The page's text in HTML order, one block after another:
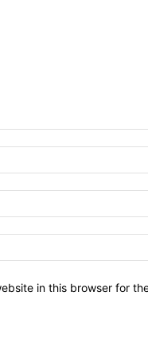
in this browser for